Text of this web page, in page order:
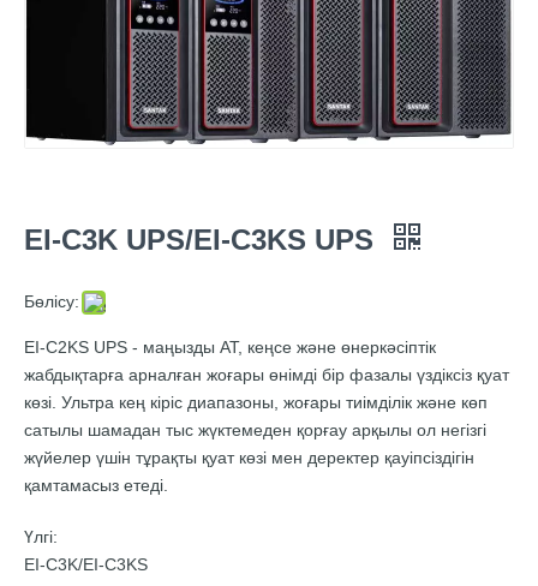
EI-C3K UPS/EI-C3KS UPS
Бөлісу:
EI-C2KS UPS - маңызды АТ, кеңсе және өнеркәсіптік
жабдықтарға арналған жоғары өнімді бір фазалы үздіксіз қуат
көзі. Ультра кең кіріс диапазоны, жоғары тиімділік және көп
сатылы шамадан тыс жүктемеден қорғау арқылы ол негізгі
жүйелер үшін тұрақты қуат көзі мен деректер қауіпсіздігін
қамтамасыз етеді.
Үлгі:
EI-C3K/EI-C3KS